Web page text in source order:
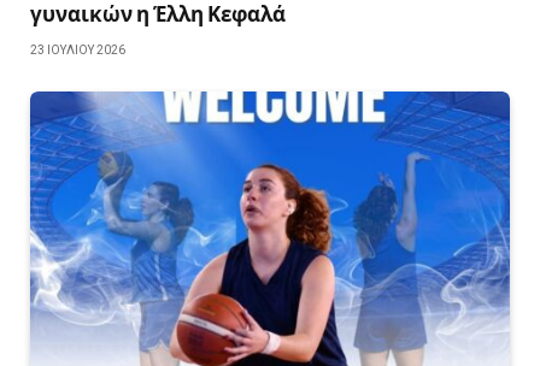
γυναικών η Έλλη Κεφαλά
23 ΙΟΥΛΊΟΥ 2026